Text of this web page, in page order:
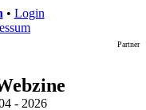
• Login
Partner
- 2026